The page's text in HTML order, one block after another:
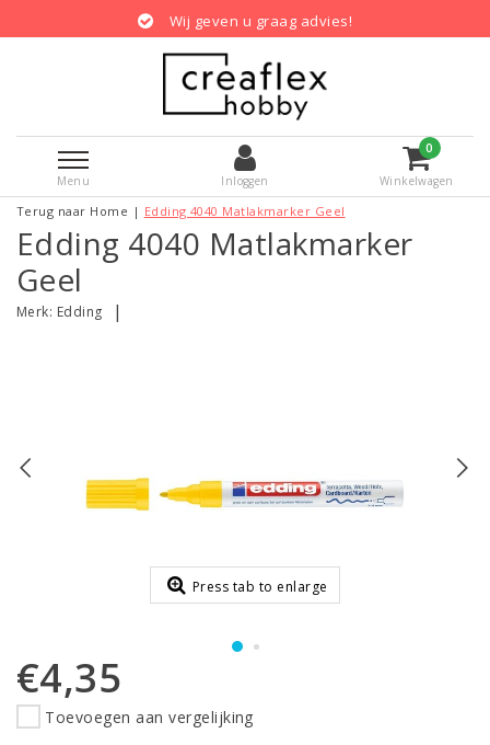
Wij geven u graag advies!
Menu Inloggen
0
Winkelwagen
Terug naar Home | Edding 4040 Matlakmarker Geel
Edding 4040 Matlakmarker
Geel
Merk: Edding |
Press tab to enlarge
€4,35
Toevoegen aan vergelijking